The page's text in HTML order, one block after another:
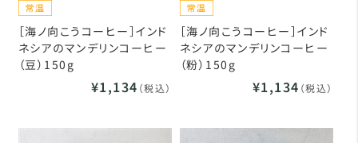
［海ノ向こうコーヒー］インド
ネシアのマンデリンコーヒー
（豆）150g
¥1,134 （税込）
［海ノ向こうコーヒー］インド
ネシアのマンデリンコーヒー
（粉）150g
¥1,134 （税込）